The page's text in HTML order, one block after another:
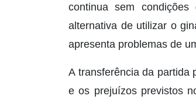
continua sem
alternativa de utilizar o
apresenta problemas de
A transferência da partida
e os prejuízos previstos